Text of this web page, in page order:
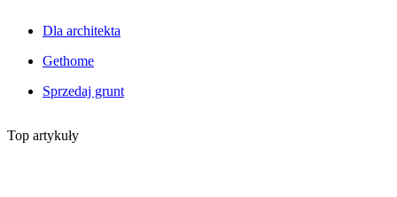
Dla architekta
Gethome
Sprzedaj grunt
Top artykuły